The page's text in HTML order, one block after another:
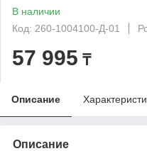
В наличии
Код: 260-1004100-Д-01
57 995 ₸
Описание
Описание